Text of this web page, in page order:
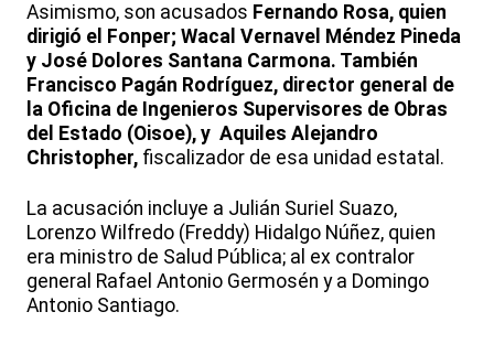
Asimismo, son acusados Fernando Rosa, quien
dirigió el Fonper; Wacal Vernavel Méndez Pineda
y José Dolores Santana Carmona. También
Francisco Pagán Rodríguez, director general de
la Oficina de Ingenieros Supervisores de Obras
del Estado (Oisoe), y Aquiles Alejandro
Christopher, fiscalizador de esa unidad estatal.
La acusación incluye a Julián Suriel Suazo,
Lorenzo Wilfredo (Freddy) Hidalgo Núñez, quien
era ministro de Salud Pública; al ex contralor
general Rafael Antonio Germosén y a Domingo
Antonio Santiago.